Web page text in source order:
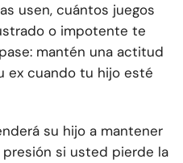
usen, cuántos juegos
o impotente te
mantén una actitud
ex cuando tu hijo esté
su hijo a mantener
si usted pierde la